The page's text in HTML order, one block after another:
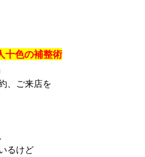
色の補整術
、ご来店を
るけど